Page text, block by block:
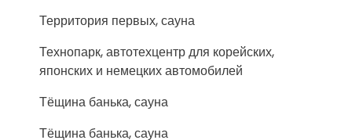
Территория первых, сауна
Технопарк, автотехцентр для корейских,
японских и немецких автомобилей
Тёщина банька, сауна
Тёщина банька, сауна